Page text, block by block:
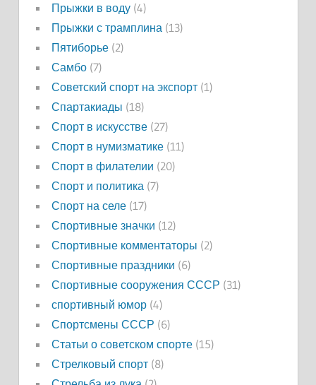
Прыжки в воду(4)
Прыжки с трамплина(13)
Пятиборье(2)
Самбо(7)
Советский спорт на экспорт(1)
Спартакиады (18)
Спорт в искусстве(27)
Спорт в нумизматике(11)
Спорт в филателии (20)
Спорт и политика(7)
Спорт на селе(17)
Спортивные значки (12)
Спортивные комментаторы (2)
Спортивные праздники (6)
Спортивные сооружения СССР (31)
спортивный юмор(4)
Спортсмены СССР (6)
Статьи о советском спорте(15)
Стрелковый спорт(8)